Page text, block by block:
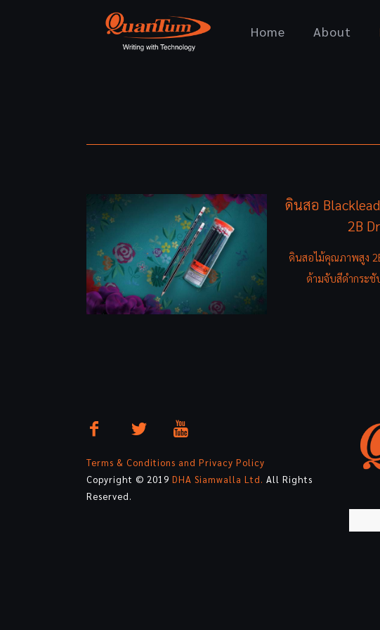
Home About
ดินสอ
2B
ดินสอไม้คุณภาพสูง
ด้ามจับสีดำกระ
Terms & Conditions and Privacy Policy
Copyright © 2019 DHA Siamwalla Ltd. All Rights
Reserved.